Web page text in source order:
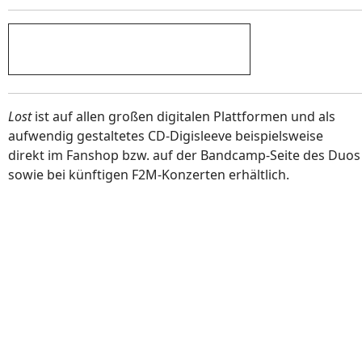
Lostist auf allen großen digitalen Plattformen und als
aufwendig gestaltetes CD-Digisleeve beispielsweise
direkt im Fanshop bzw. auf der Bandcamp-Seite des Duos
sowie bei künftigen F2M-Konzerten erhältlich.